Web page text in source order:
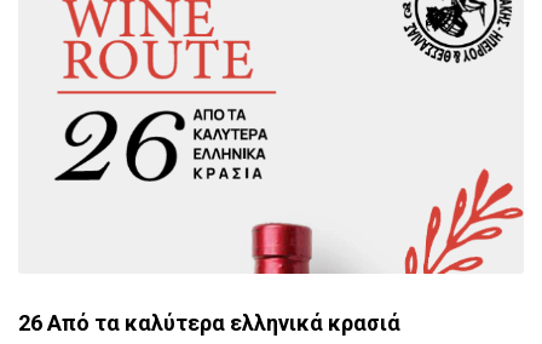
26 Από τα καλύτερα ελληνικά κρασιά